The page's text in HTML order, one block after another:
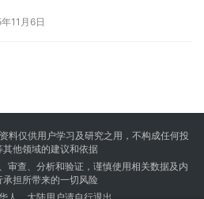
11月6日
料仅供用户学习及研究之用，不构成任何投
其他领域的建议和依据
审查、分析和验证，谨慎使用相关数据及内
承担所带来的一切风险